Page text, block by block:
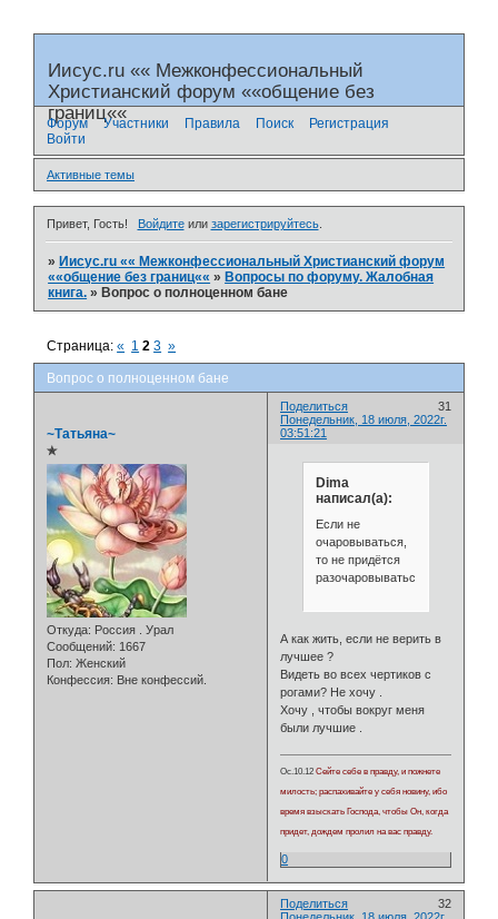
Иисус.ru «« Межконфессиональный
Христианский форум ««общение без
границ««
Форум Участники Правила Поиск
Регистрация
Войти
Активные темы
Привет, Гость! Войдитеили зарегистрируйтесь.
»Иисус.ru «« Межконфессиональный Христианский форум
««общение без границ«« »Вопросы по форуму. Жалобная
книга. »Вопрос о полноценном бане
Вопрос о полноценном бане
Страница:« 1 2 3 »
Поделиться
31
Понедельник, 18 июля, 2022г.
03:51:21
~Татьяна~
✯
Откуда: Россия . Урал
Сообщений: 1667
Пол: Женский
Конфессия: Вне конфессий.
Dima
написал(а):
Если не
очаровываться,
то не придётся
разочаровываться.
А как жить, если не верить в
лучшее ?
Видеть во всех чертиков с
рогами? Не хочу .
Хочу , чтобы вокруг меня
были лучшие .
Ос.10.12Сейте себе в правду, и пожнете
милость; распахивайте у себя новину, ибо
время взыскать Господа, чтобы Он, когда
придет, дождем пролил на вас правду.
0
Поделиться
32